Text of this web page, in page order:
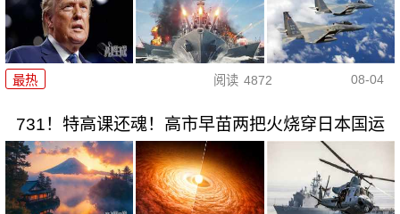
最热 阅读 4872 08-04
731！特高课还魂！高市早苗两把火烧穿日本国运